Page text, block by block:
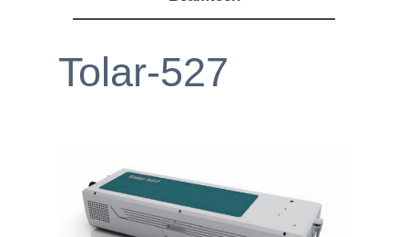
Tolar-527